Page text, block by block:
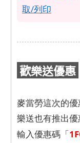
取/列印
歡樂送優惠
麥當勞這次的
樂送也有推出
輸入優惠碼「